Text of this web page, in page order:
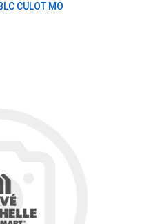
CULOT MO